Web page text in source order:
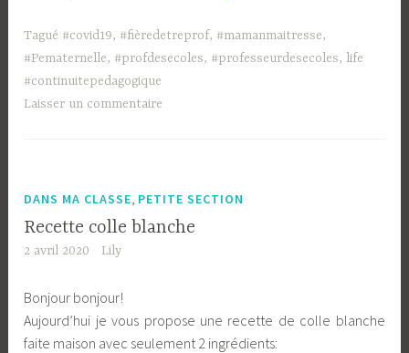
Tagué #covid19, #fièredetreprof, #mamanmaitresse,
#Pematernelle, #profdesecoles, #professeurdesecoles, life
#continuitepedagogique
Laisser un commentaire
DANS MA CLASSE PETITE SECTION
Recette colle blanche
2 avril 2020 Lily
Bonjour bonjour!
Aujourd’hui je vous propose une recette de colle blanche
faite maison avec seulement 2 ingrédients: